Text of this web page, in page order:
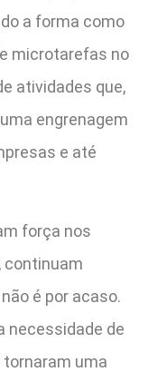
a forma como
microtarefas no
atividades que,
engrenagem
e até
força nos
continuam
é por acaso.
necessidade de
uma